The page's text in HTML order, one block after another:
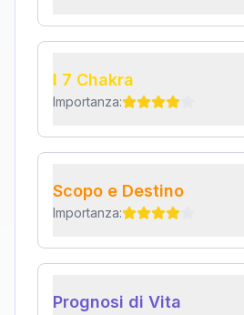
I 7 Chakra
Importanza:
Scopo e Destino
Importanza:
Prognosi di Vita